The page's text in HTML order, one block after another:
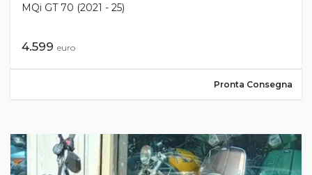
MQi GT 70 (2021 - 25)
4.599 euro
Pronta Consegna